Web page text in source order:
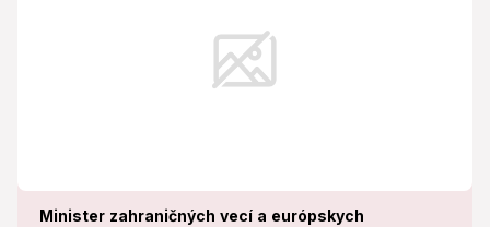
Minister zahraničných vecí a európskych